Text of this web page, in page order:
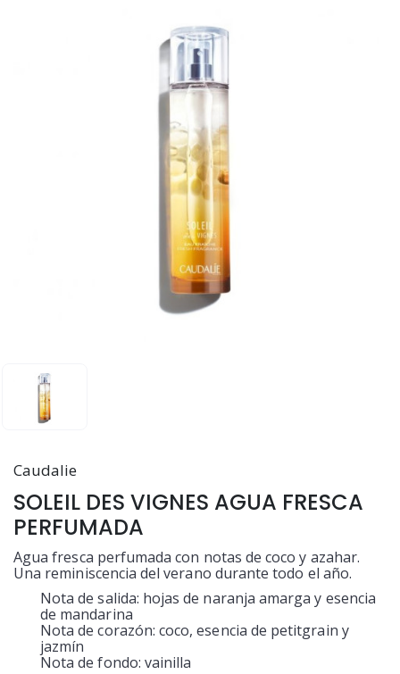
Caudalie
SOLEIL DES VIGNES AGUA FRESCA
PERFUMADA
Agua fresca perfumada con notas de coco y azahar.
Una reminiscencia del verano durante todo el año.
Nota de salida: hojas de naranja amarga y esencia
de mandarina
Nota de corazón: coco, esencia de petitgrain y
jazmín
Nota de fondo: vainilla